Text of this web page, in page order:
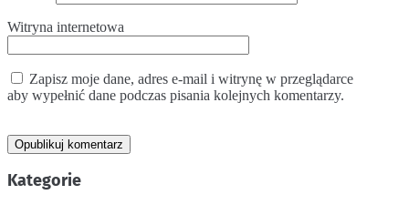
Witryna internetowa
Zapisz moje dane, adres e-mail i witrynę w przeglądarce
aby wypełnić dane podczas pisania kolejnych komentarzy.
Kategorie